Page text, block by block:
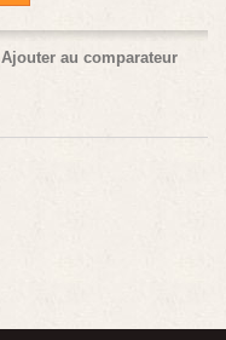
Ajouter au comparateur